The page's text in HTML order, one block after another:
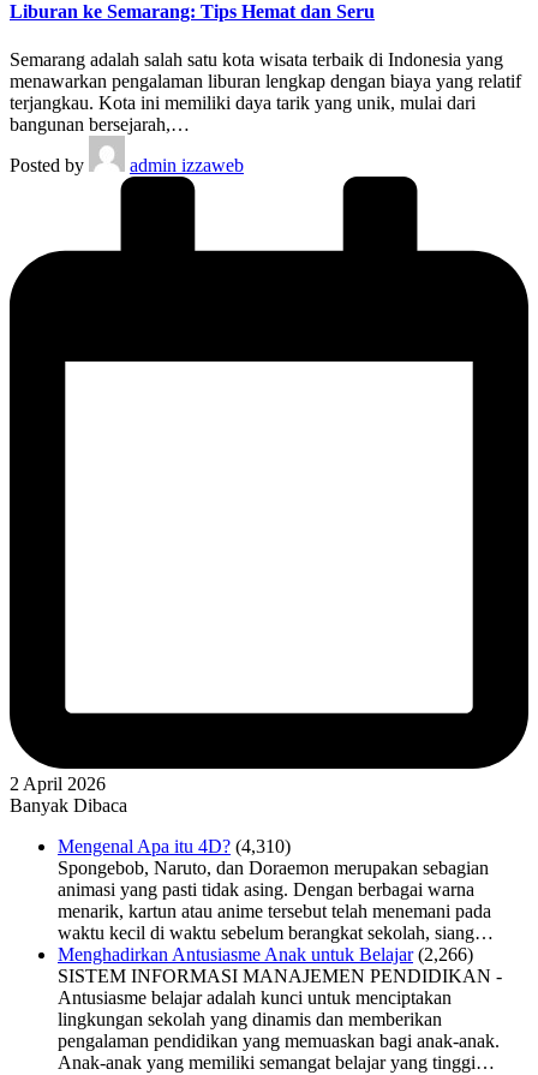
Liburan ke Semarang: Tips Hemat dan Seru
Semarang adalah salah satu kota wisata terbaik di Indonesia yang
menawarkan pengalaman liburan lengkap dengan biaya yang relatif
terjangkau. Kota ini memiliki daya tarik yang unik, mulai dari
bangunan bersejarah,…
Posted by
admin izzaweb
2 April 2026
Banyak Dibaca
Mengenal Apa itu 4D? (4,310)
Spongebob, Naruto, dan Doraemon merupakan sebagian
animasi yang pasti tidak asing. Dengan berbagai warna
menarik, kartun atau anime tersebut telah menemani pada
waktu kecil di waktu sebelum berangkat sekolah, siang…
Menghadirkan Antusiasme Anak untuk Belajar (2,266)
SISTEM INFORMASI MANAJEMEN PENDIDIKAN -
Antusiasme belajar adalah kunci untuk menciptakan
lingkungan sekolah yang dinamis dan memberikan
pengalaman pendidikan yang memuaskan bagi anak-anak.
Anak-anak yang memiliki semangat belajar yang tinggi…